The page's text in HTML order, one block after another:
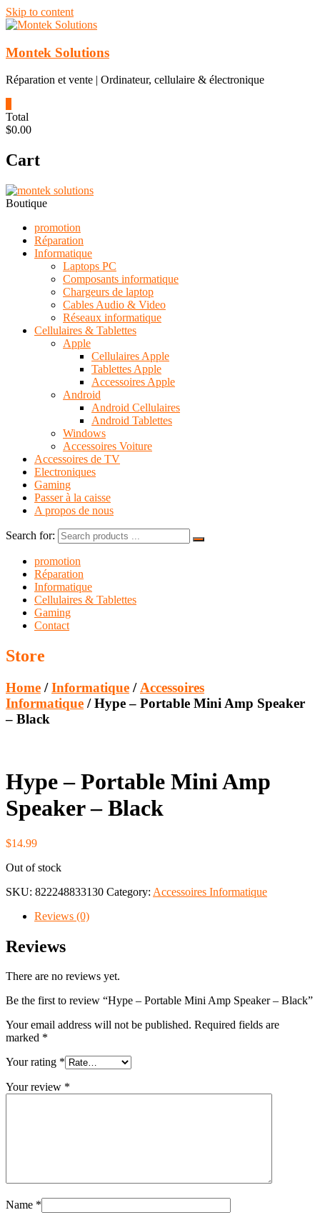
Skip to content
Montek Solutions
Réparation et vente | Ordinateur, cellulaire & électronique
Total
$0.00
Cart
Boutique
promotion
Réparation
Informatique
Laptops PC
Composants informatique
Chargeurs de laptop
Cables Audio & Video
Réseaux informatique
Cellulaires & Tablettes
Apple
Cellulaires Apple
Tablettes Apple
Accessoires Apple
Android
Android Cellulaires
Android Tablettes
Windows
Accessoires Voiture
Accessoires de TV
Electroniques
Gaming
Passer à la caisse
A propos de nous
Search for:
promotion
Réparation
Informatique
Cellulaires & Tablettes
Gaming
Contact
Store
Home /Informatique / Accessoires
Informatique / Hype – Portable Mini Amp Speaker
– Black
Hype – Portable Mini Amp
Speaker – Black
$14.99
Out of stock
SKU: 822248833130 Category: Accessoires Informatique
Reviews (0)
Reviews
There are no reviews yet.
Be the first to review “Hype – Portable Mini Amp Speaker – Black”
Your email address will not be published. Required fields are
marked *
Your rating *
Your review *
Name *